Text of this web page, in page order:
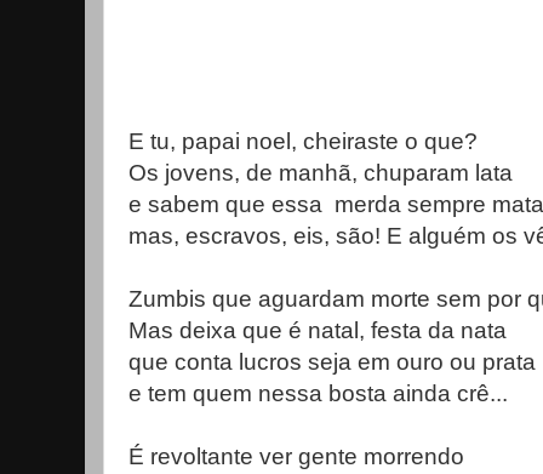
E tu, papai noel, cheiraste o que?
Os jovens, de manhã, chuparam lata
e sabem que essa merda sempre
mas, escravos, eis, são! E alguém os
Zumbis que aguardam morte sem por
Mas deixa que é natal, festa da nata
que conta lucros seja em ouro ou prata
e tem quem nessa bosta ainda crê...
É revoltante ver gente morrendo